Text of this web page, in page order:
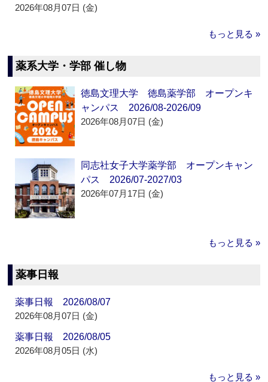
2026年08月07日 (金)
もっと見る »
薬系大学・学部 催し物
徳島文理大学 徳島薬学部 オープンキ
ャンパス 2026/08-2026/09
2026年08月07日 (金)
同志社女子大学薬学部 オープンキャン
パス 2026/07-2027/03
2026年07月17日 (金)
もっと見る »
薬事日報
薬事日報 2026/08/07
2026年08月07日 (金)
薬事日報 2026/08/05
2026年08月05日 (水)
もっと見る »